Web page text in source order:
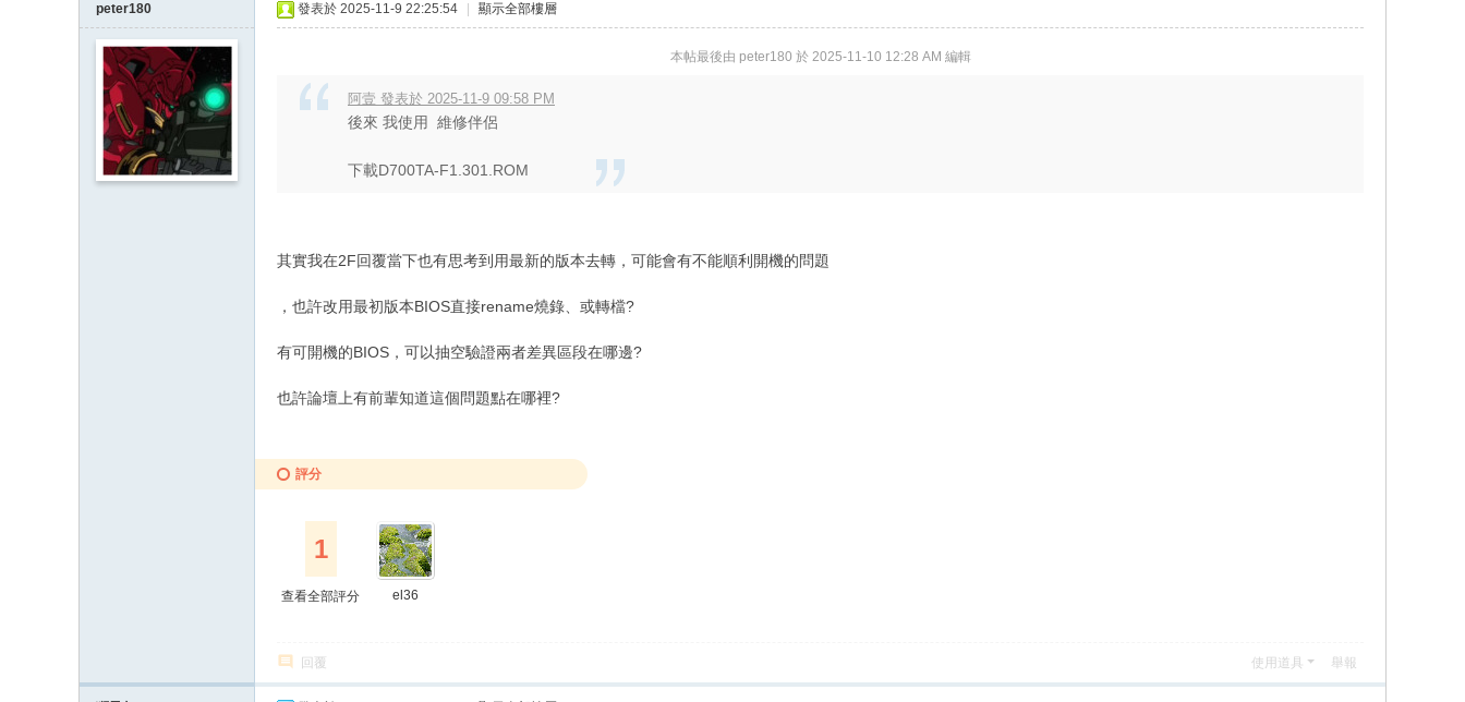
peter180 發表於 2025-11-9 22:25:54 顯示全部樓層
本帖最後由 peter180 於 2025-11-10 12:28 AM 編輯
阿壹 發表於 2025-11-9 09:58 PM
後來 我使用 維修伴侶
下載D700TA-F1.301.ROM
其實我在2F回覆當下也有思考到用最新的版本去轉，可能會有不能順利開機的問題
，也許改用最初版本BIOS直接rename燒錄、或轉檔?
有可開機的BIOS，可以抽空驗證兩者差異區段在哪邊?
也許論壇上有前輩知道這個問題點在哪裡?
評分
1
查看全部評分 el36
回覆 使用道具 舉報